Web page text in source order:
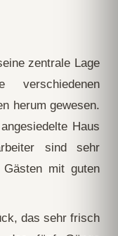
zentrale Lage
herum gewesen.
Haus
sind sehr
mit guten
das sehr frisch